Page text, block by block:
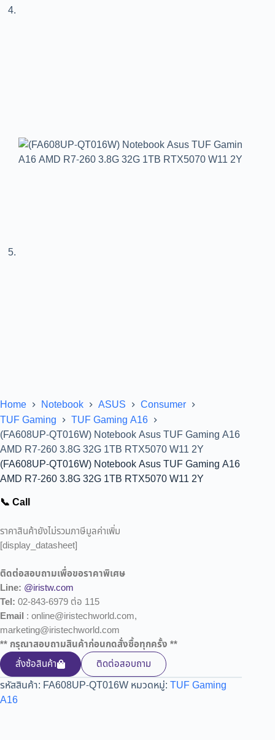
Home Notebook ASUS
Consumer
TUF Gaming
TUF Gaming A16
(FA608UP-QT016W) Notebook Asus TUF Gaming A16
AMD R7-260 3.8G 32G 1TB RTX5070 W11 2Y
(FA608UP-QT016W) Notebook Asus TUF Gaming A16
AMD R7-260 3.8G 32G 1TB RTX5070 W11 2Y
📞 Call
ราคาสินค้ายังไม่รวมภาษีมูลค่าเพิ่ม
[display_datasheet]
ติดต่อสอบถามเพื่อขอราคาพิเศษ
Line: @iristw.com
Tel: 02-843-6979 ต่อ 115
Email : online@iristechworld.com,
marketing@iristechworld.com
** กรุณาสอบถามสินค้าก่อนกดสั่งซื้อทุกครั้ง **
สั่งซ้อสินค้า
ติดต่อสอบถาม
รหัสสินค้า: FA608UP-QT016W หมวดหมู่: TUF Gaming
A16